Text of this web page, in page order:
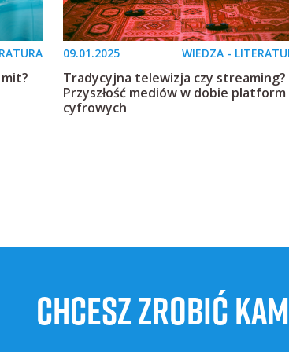
09.01.2025 WIEDZA -
Tradycyjna telewizja czy streaming?
Przyszłość mediów w dobie platform
cyfrowych
CHCESZ ZROBIĆ